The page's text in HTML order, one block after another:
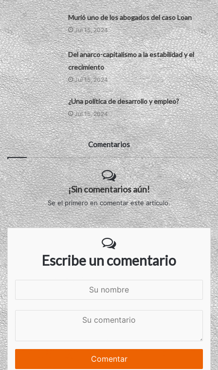
Murió uno de los abogados del caso Loan
Jul 15, 2024
Del anarco-capitalismo a la estabilidad y el
crecimiento
Jul 15, 2024
¿Una política de desarrollo y empleo?
Jul 15, 2024
Comentarios
¡Sin comentarios aún!
Se el primero en comentar este artículo.
Escribe un comentario